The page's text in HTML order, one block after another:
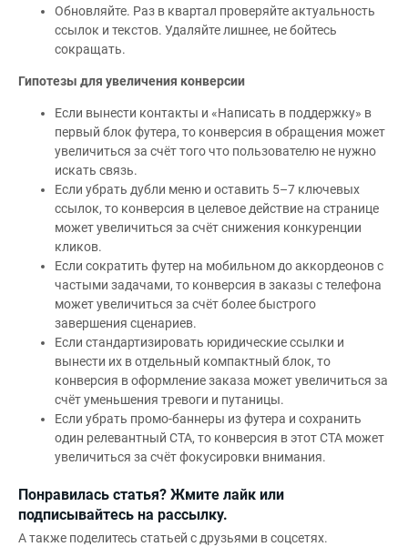
Обновляйте. Раз в квартал проверяйте актуальность
ссылок и текстов. Удаляйте лишнее, не бойтесь
сокращать.
Гипотезы для увеличения конверсии
Если вынести контакты и «Написать в поддержку» в
первый блок футера, то конверсия в обращения может
увеличиться за счёт того что пользователю не нужно
искать связь.
Если убрать дубли меню и оставить 5–7 ключевых
ссылок, то конверсия в целевое действие на странице
может увеличиться за счёт снижения конкуренции
кликов.
Если сократить футер на мобильном до аккордеонов с
частыми задачами, то конверсия в заказы с телефона
может увеличиться за счёт более быстрого
завершения сценариев.
Если стандартизировать юридические ссылки и
вынести их в отдельный компактный блок, то
конверсия в оформление заказа может увеличиться за
счёт уменьшения тревоги и путаницы.
Если убрать промо-баннеры из футера и сохранить
один релевантный CTA, то конверсия в этот CTA может
увеличиться за счёт фокусировки внимания.
Понравилась статья? Жмите лайк или
подписывайтесь на рассылку.
А также поделитесь статьей с друзьями в соцсетях.